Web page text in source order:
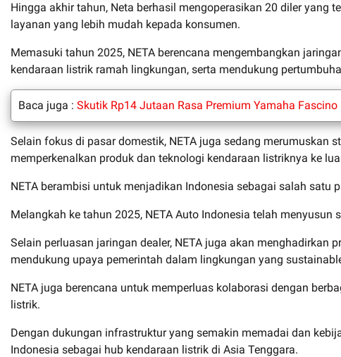
Hingga akhir tahun, Neta berhasil mengoperasikan 20 diler yang
layanan yang lebih mudah kepada konsumen.
Memasuki tahun 2025, NETA berencana mengembangkan
kendaraan listrik ramah lingkungan, serta mendukung
Baca juga : Skutik Rp14 Jutaan Rasa Premium Yamaha
Selain fokus di pasar domestik, NETA juga sedang merumuskan
memperkenalkan produk dan teknologi kendaraan listriknya ke
NETA berambisi untuk menjadikan Indonesia sebagai salah satu
Melangkah ke tahun 2025, NETA Auto Indonesia telah
Selain perluasan jaringan dealer, NETA juga akan
mendukung upaya pemerintah dalam lingkungan yang
NETA juga berencana untuk memperluas kolaborasi dengan
listrik.
Dengan dukungan infrastruktur yang semakin memadai dan
Indonesia sebagai hub kendaraan listrik di Asia Tenggara.